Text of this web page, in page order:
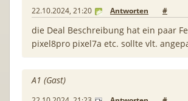
22.10.2024, 21:20 Antworten #
die Deal Beschreibung hat ein paar
pixel8pro pixel7a etc. sollte vlt.
A1 (Gast)